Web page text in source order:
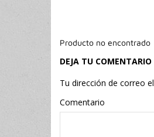
Producto no encontrado
DEJA TU COMENTARIO
Tu dirección de correo
Comentario